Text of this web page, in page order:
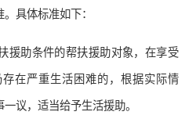
具体标准如下：
援助条件的帮扶援助对象，在享受
在严重生活困难的，根据实际情
议，适当给予生活援助。